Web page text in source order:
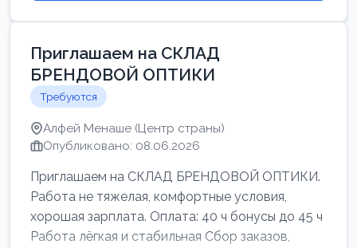
Приглашаем на СКЛАД
БРЕНДОВОЙ ОПТИКИ
Требуются
Алфей Менаше (Центр страны)
Опубликовано: 08.06.2026
Приглашаем на СКЛАД БРЕНДОВОЙ ОПТИКИ.
Работа не тяжелая, комфортные условия,
хорошая зарплата. Оплата: 40 ч бонусы до 45 ч
Работа лёгкая и стабильная Сбор заказов,